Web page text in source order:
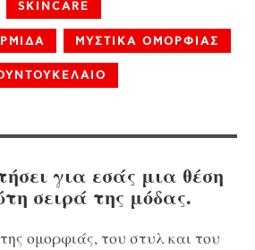
SKINCARE
ΜΥΣΤΙΚΑ ΟΜΟΡΦΙΑΣ
για εσάς μια θέση
σειρά της μόδας.
ομορφιάς, του στυλ και του